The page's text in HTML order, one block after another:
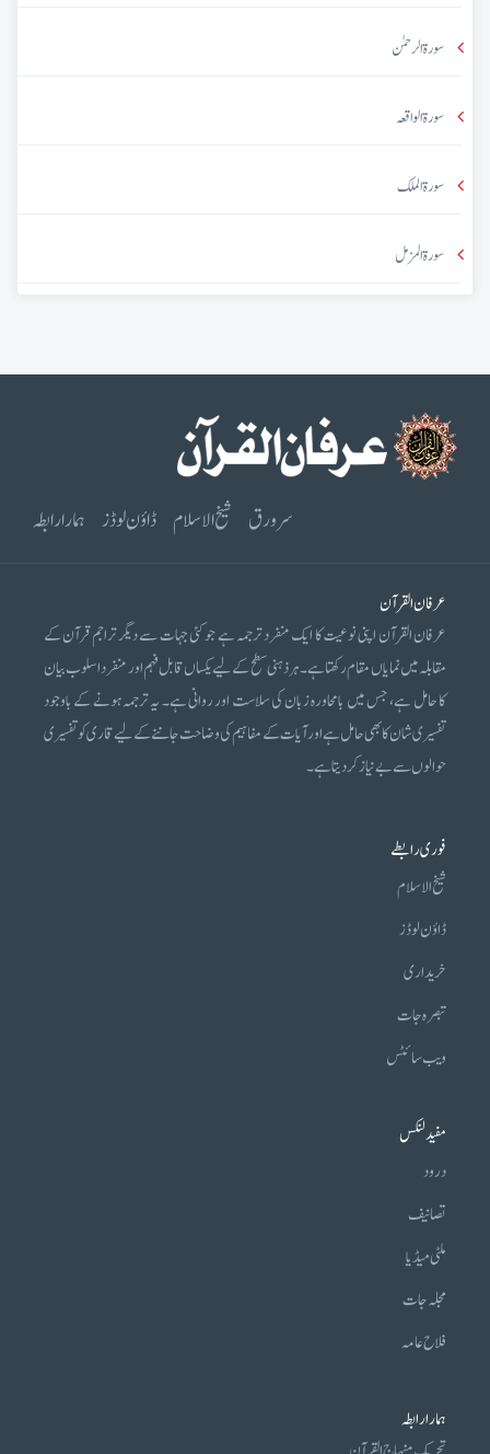
سورۃ الرحمٰن
سورۃ الواقعہ
سورۃ الملک
سورۃ المزمل
سرورق شیخ الاسلام ڈاؤن لوڈز ہمارا رابطہ
عرفان القرآن
عرفان القرآن اپنی نوعیت کا ایک منفرد ترجمہ ہے جو کئی جہات سے دیگر تراجم قرآن کے
مقابلہ میں نمایاں مقام رکھتا ہے۔ ہر ذہنی سطح کے لیے یکساں قابل فہم اور منفرد اسلوب بیان
کا حامل ہے، جس میں بامحاورہ زبان کی سلاست اور روانی ہے۔ یہ ترجمہ ہونے کے باوجود
تفسیری شان کا بھی حامل ہے اور آیات کے مفاہیم کی وضاحت جاننے کے لیے قاری کو تفسیری
حوالوں سے بے نیاز کر دیتا ہے۔
فوری رابطے
شیخ الاسلام
ڈاؤن لوڈز
خریداری
تبصرہ جات
ویب سائٹس
مفید لنکس
درود
تصانیف
ملٹی میڈیا
مجلہ جات
فلاح عامہ
ہمارا رابطہ